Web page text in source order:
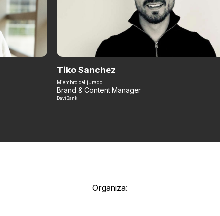
Tiko Sanchez
Miembro del jurado
Brand & Content Manager
DaviBank
Organiza: